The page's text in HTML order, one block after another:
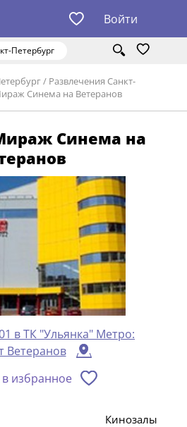
Войти
Петербург
/ Развлечения Санкт-
Синема на Ветеранов
Синема на
в ТК "Ульянка" Метро:
Ветеранов
избранное
Кинозалы